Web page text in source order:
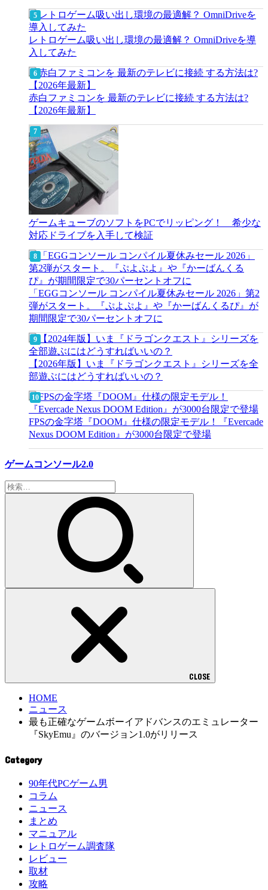
レトロゲーム吸い出し環境の最適解？ OmniDriveを導
入してみた
赤白ファミコンを 最新のテレビに接続 する方法は?
【2026年最新】
ゲームキューブのソフトをPCでリッピング！ 希少な
対応ドライブを入手して検証
「EGGコンソール コンパイル夏休みセール 2026」第2
弾がスタート。『ぷよぷよ』や『かーばんくるぴ』が
期間限定で30パーセントオフに
【2026年版】いま『ドラゴンクエスト』シリーズを全
部遊ぶにはどうすればいいの？
FPSの金字塔『DOOM』仕様の限定モデル！『Evercade
Nexus DOOM Edition』が3000台限定で登場
ゲームコンソール2.0
検
索:
CLOSE
HOME
ニュース
最も正確なゲームボーイアドバンスのエミュレーター
『SkyEmu』のバージョン1.0がリリース
Category
90年代PCゲーム男
コラム
ニュース
まとめ
マニュアル
レトロゲーム調査隊
レビュー
取材
攻略